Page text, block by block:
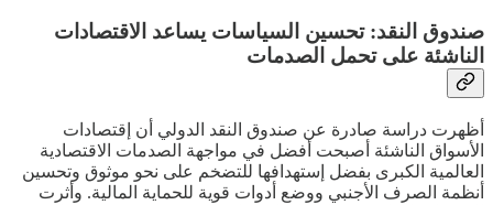
صندوق النقد: تحسين السياسات يساعد الاقتصادات
الناشئة على تحمل الصدمات
أظهرت دراسة صادرة عن صندوق النقد الدولي أن إقتصادات
الأسواق الناشئة أصبحت أفضل في مواجهة الصدمات الاقتصادية
العالمية الكبرى بفضل إستهدافها للتضخم على نحو موثوق وتحسين
أنظمة الصرف الأجنبي ووضع أدوات قوية للحماية المالية. وأثرت